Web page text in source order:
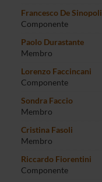
Francesco De Sinopoli
Componente
Paolo Durastante
Membro
Lorenzo Faccincani
Componente
Sondra Faccio
Membro
Cristina Fasoli
Membro
Riccardo Fiorentini
Componente